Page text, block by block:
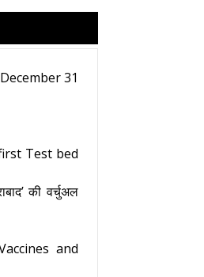
31
Test bed
की वर्चुअल
and